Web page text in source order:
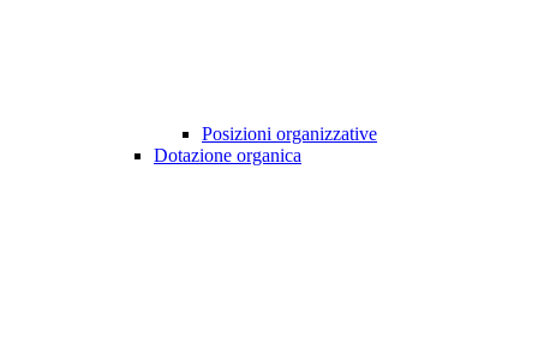
Posizioni organizzative
Dotazione organica